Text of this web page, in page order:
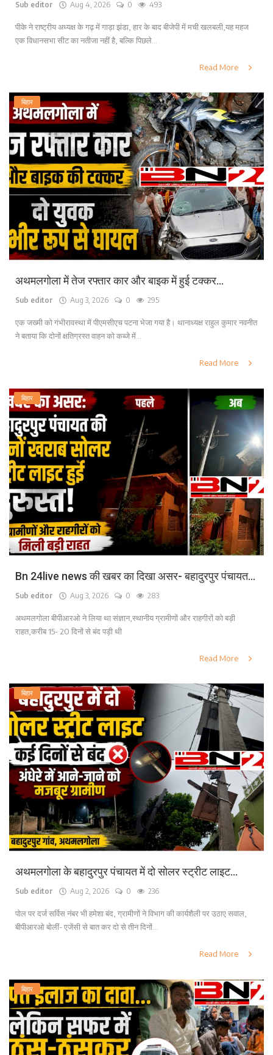
Sub editor Aug 4, 2026 0 493
पीके ने राष्ट्रीय अध्यक्ष के गढ़ में गाड़ा झंडा, हार के बाद बीजेपी में मची खलबली,यह महज
एक विधानसभा सीट का नतीजा नहीं है, बल्कि पिछले...
Read More
बिहार
अथमलगोला में तेज रफ्तार कार और बाइक में हुई टक्कर...
Sub editor Aug 3, 2026 0 295
एक जख्मी को गंभीरावस्था में पीएमसीएच पटना भेजा गया है। थानाध्यक्ष राहुल कुमार नवनीत
ने बताया कि दोनों क्षतिग्रस्त वाहन को कब्जे में...
Read More
बिहार
Bn 24live news की खबर का दिखा असर- बहादुरपुर पंचायत...
Sub editor Aug 3, 2026 0 283
अथमलगोला बीपीआरओ ने लिया था संज्ञान,स्थानीय ग्रामीणों और राहगीरों को बड़ी
राहत,करीब 15- 20 दिनों से बंद पड़ी थी
Read More
बिहार
अथमलगोला के बहादुरपुर पंचायत में दो सोलर स्ट्रीट लाइट...
Sub editor Aug 2, 2026 0 236
पोल पर दर्ज सर्विस नंबर भी हमेशा बंद, ग्रामीणों ने विभाग की कार्यशैली पर उठाए सवाल,
बीपीआरओ बोलीं- एजेंसी से बात कर दो से तीन दिनों...
Read More
बिहार